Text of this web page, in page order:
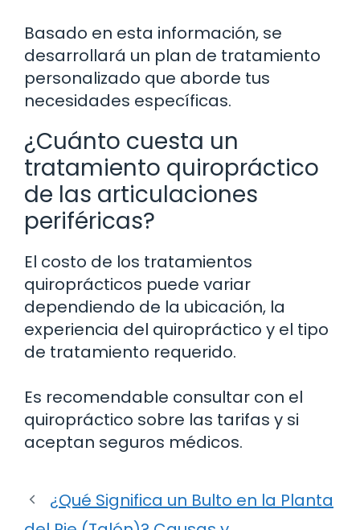
Basado en esta información, se
desarrollará un plan de tratamiento
personalizado que aborde tus
necesidades específicas.
¿Cuánto cuesta un
tratamiento quiropráctico
de las articulaciones
periféricas?
El costo de los tratamientos
quiroprácticos puede variar
dependiendo de la ubicación, la
experiencia del quiropráctico y el tipo
de tratamiento requerido.
Es recomendable consultar con el
quiropráctico sobre las tarifas y si
aceptan seguros médicos.
¿Qué Significa un Bulto en la Planta